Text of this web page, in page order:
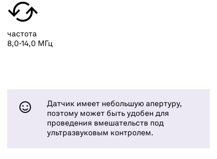

частота
8,0-14,0 МГц
Датчик имеет небольшую апертуру,
поэтому может быть удобен для
проведения вмешательств под
ультразвуковым контролем.